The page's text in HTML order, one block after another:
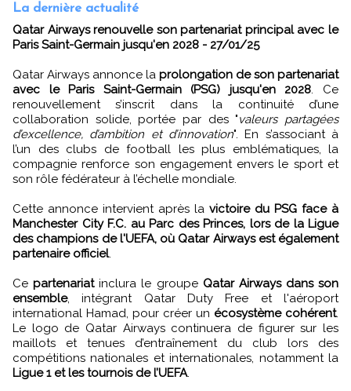
La dernière actualité
Qatar Airways renouvelle son partenariat principal avec le
Paris Saint-Germain jusqu'en 2028 - 27/01/25
Qatar Airways annonce la prolongation de son partenariat
avec le Paris Saint-Germain (PSG) jusqu'en 2028. Ce
renouvellement s’inscrit dans la continuité d’une
collaboration solide, portée par des "valeurs partagées
d’excellence, d’ambition et d’innovation". En s’associant à
l’un des clubs de football les plus emblématiques, la
compagnie renforce son engagement envers le sport et
son rôle fédérateur à l’échelle mondiale.
Cette annonce intervient après la victoire du PSG face à
Manchester City F.C. au Parc des Princes, lors de la Ligue
des champions de l'UEFA, où Qatar Airways est également
partenaire officiel.
Cepartenariatinclura le groupe Qatar Airways dans son
ensemble, intégrant Qatar Duty Free et l'aéroport
international Hamad, pour créer un écosystème cohérent.
Le logo de Qatar Airways continuera de figurer sur les
maillots et tenues d’entraînement du club lors des
compétitions nationales et internationales, notamment la
Ligue 1 et les tournois de l’UEFA.